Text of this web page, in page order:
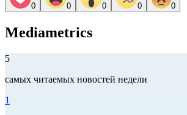
0 0 0 0 0
Mediametrics
5
самых читаемых новостей недели
1